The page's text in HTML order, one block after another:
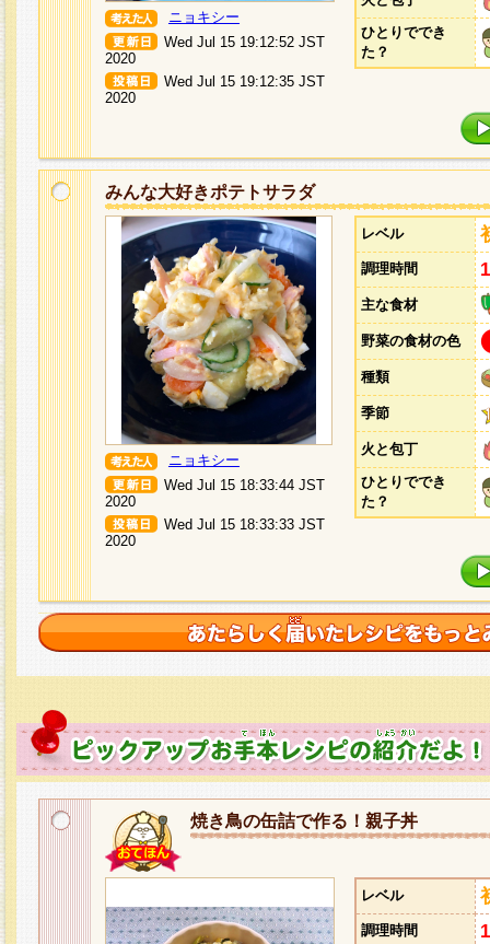
ニョキシー
Wed Jul 15 19:12:52 JST
2020
Wed Jul 15 19:12:35 JST
2020
ひとりででき
た？
みんな大好きポテトサラダ
ニョキシー
Wed Jul 15 18:33:44 JST
2020
Wed Jul 15 18:33:33 JST
2020
レベル
調理時間
主な食材
野菜の食材の色
種類
季節
火と包丁
ひとりででき
た？
焼き鳥の缶詰で作る！親子丼
レベル
調理時間